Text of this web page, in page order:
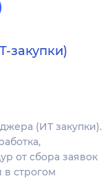
закупки)
(ИТ закупки).
от сбора заявок
строгом